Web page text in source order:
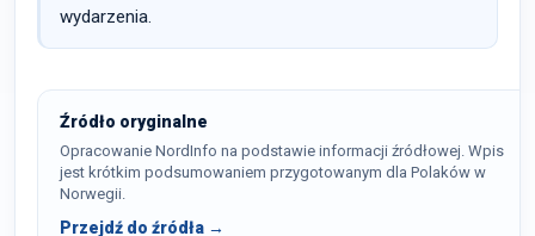
wydarzenia.
Źródło oryginalne
Opracowanie NordInfo na podstawie informacji źródłowej. Wpis
jest krótkim podsumowaniem przygotowanym dla Polaków w
Norwegii.
Przejdź do źródła →